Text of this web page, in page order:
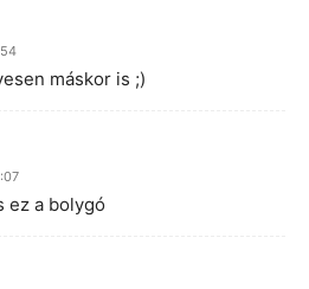
máskor is ;)
ez a bolygó